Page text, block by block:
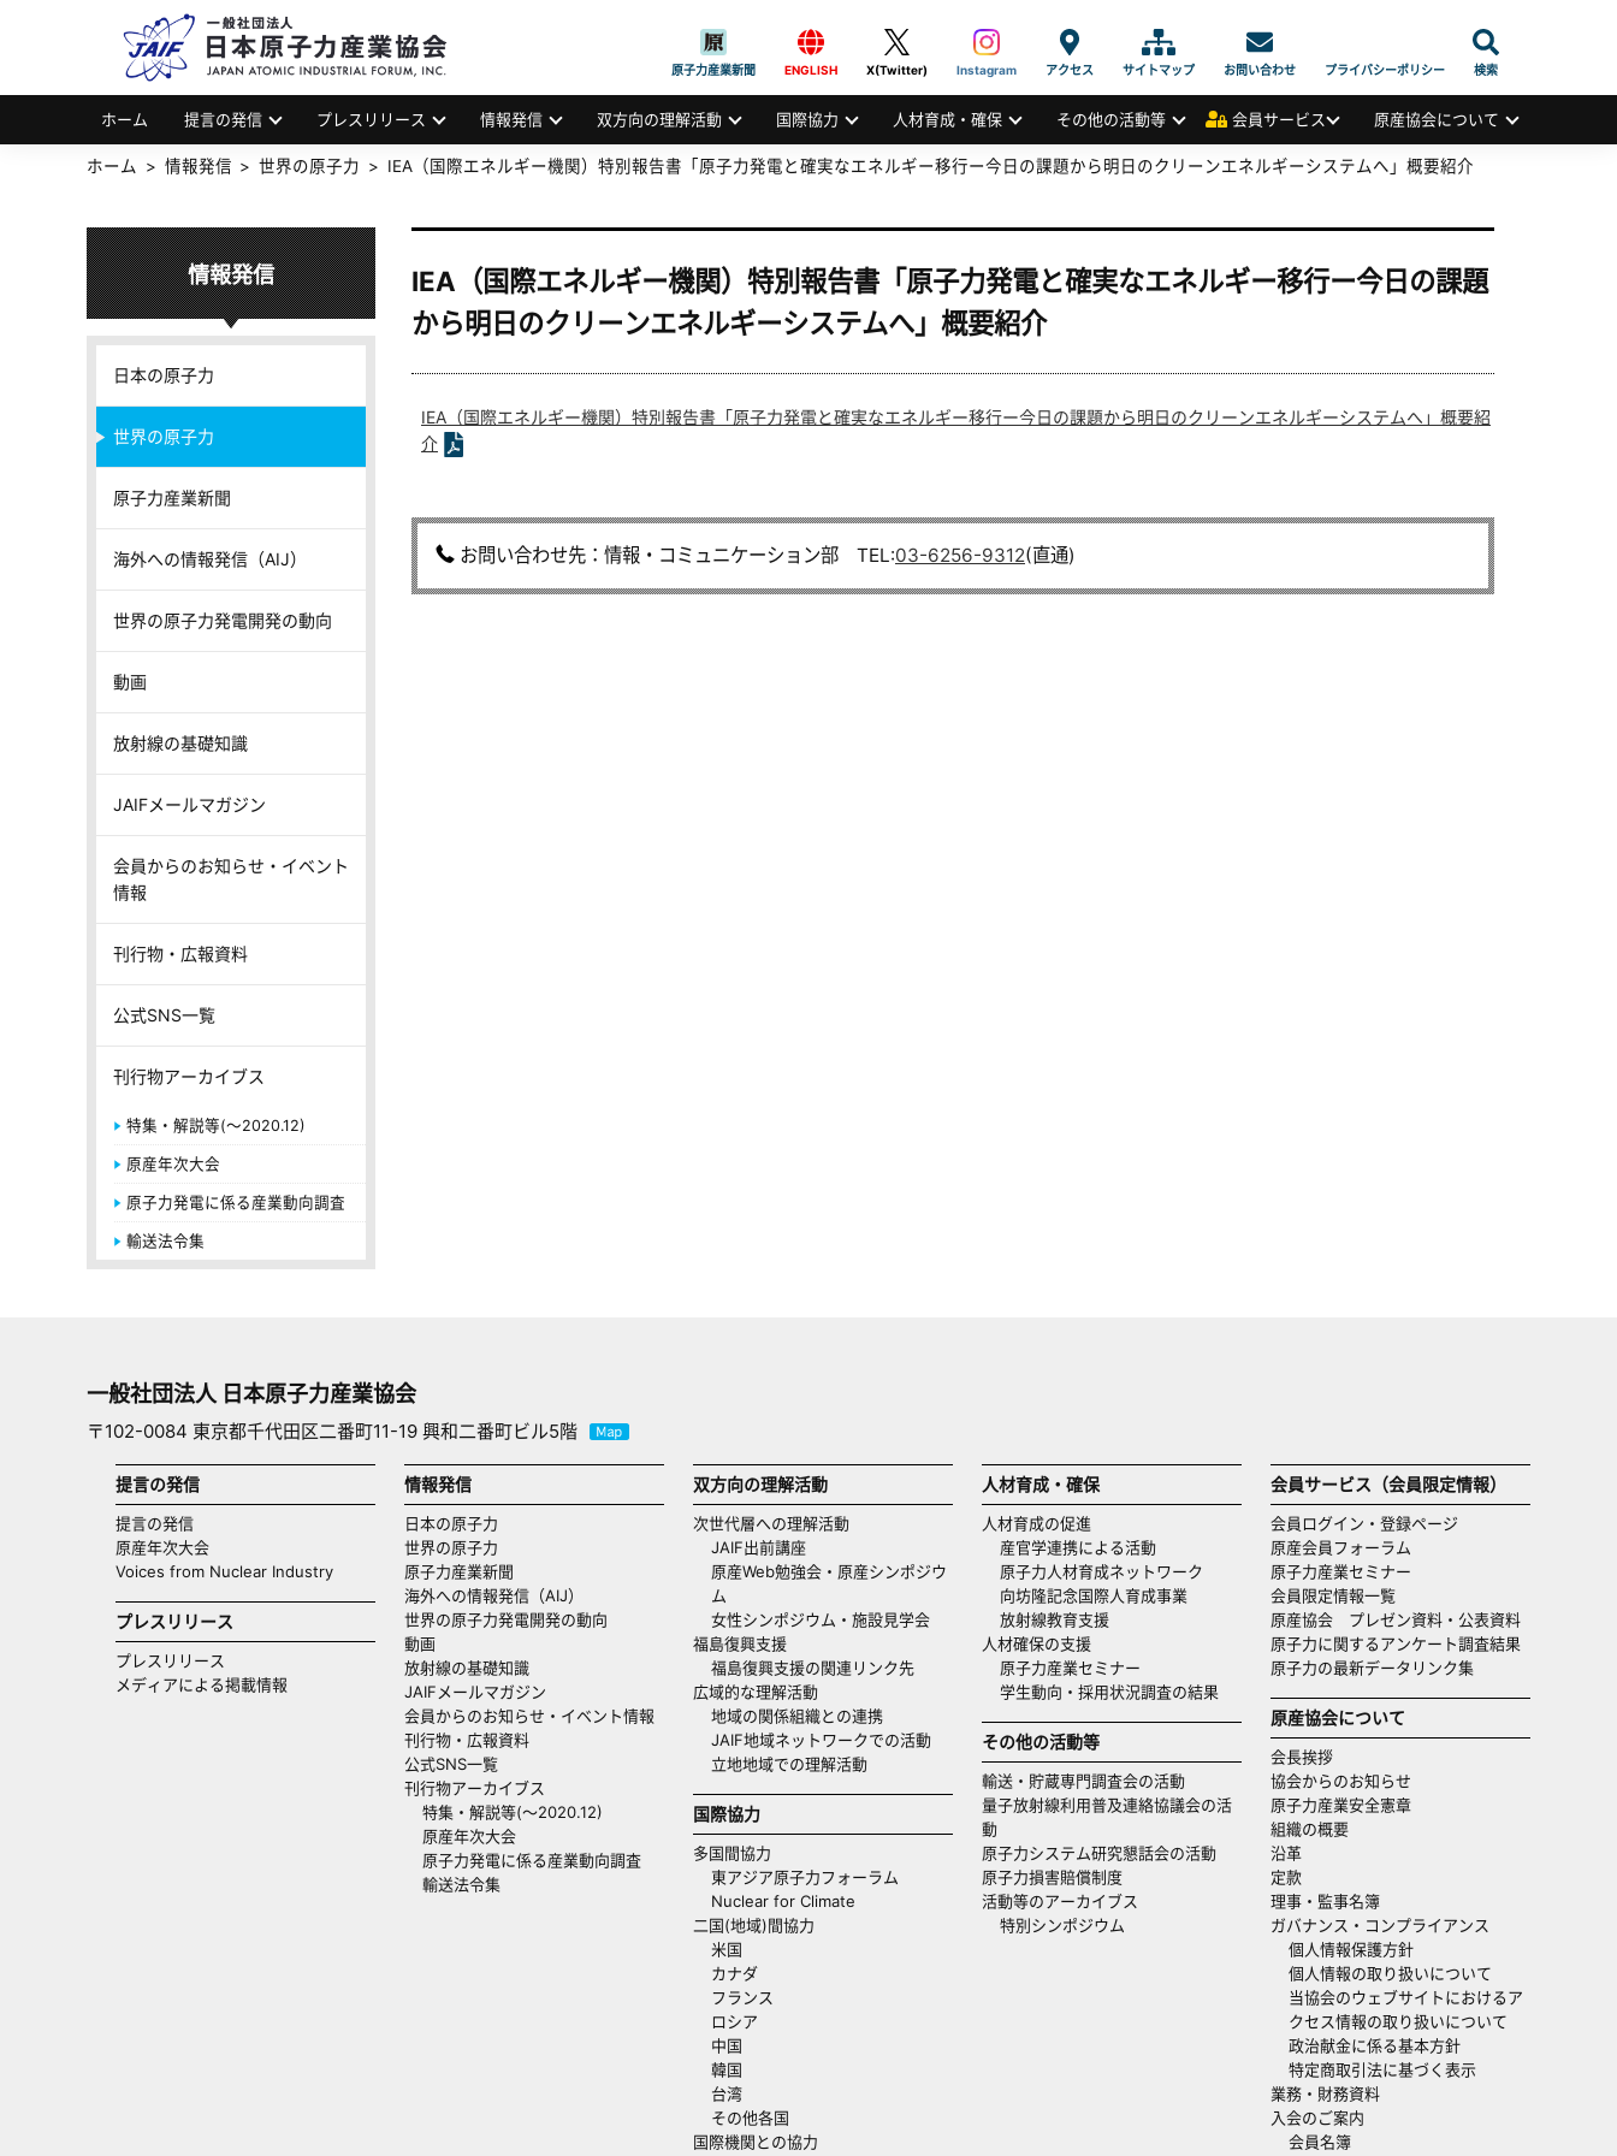
JAPAN ATOMIC INDUSTRIAL FORUM, INC.
原子力産業新聞 ENGLISH X(Twitter) Instagram アクセス サイトマップ お問い合わせ プライバシーポリシー 検索
ホーム 提言の発信 プレスリリース 情報発信 双方向の理解活動 国際協力 人材育成・確保 その他の活動等 会員サービス 原産協会について
ホーム 情報発信 世界の原子力 IEA（国際エネルギー機関）特別報告書「原子力発電と確実なエネルギー移行ー今日の課題から明日のクリーンエネルギーシステムへ」概要紹介
IEA（国際エネルギー機関）特別報告書「原子力発電と確実なエネルギー移行ー今日の課題
から明日のクリーンエネルギーシステムへ」概要紹介
IEA（国際エネルギー機関）特別報告書「原子力発電と確実なエネルギー移行ー今日の課題から明日のクリーンエネルギーシステムへ」概要紹
介
お問い合わせ先：情報・コミュニケーション部 TEL:03-6256-9312(直通)
情報発信
日本の原子力
世界の原子力
原子力産業新聞
海外への情報発信（AIJ）
世界の原子力発電開発の動向
動画
放射線の基礎知識
JAIFメールマガジン
会員からのお知らせ・イベント
情報
刊行物・広報資料
公式SNS一覧
刊行物アーカイブス
特集・解説等(～2020.12)
原産年次大会
原子力発電に係る産業動向調査
輸送法令集
一般社団法人 日本原子力産業協会
〒102-0084 東京都千代田区二番町11-19 興和二番町ビル5階
提言の発信
提言の発信
原産年次大会
Voices from Nuclear Industry
プレスリリース
プレスリリース
メディアによる掲載情報
情報発信
日本の原子力
世界の原子力
原子力産業新聞
海外への情報発信（AIJ）
世界の原子力発電開発の動向
動画
放射線の基礎知識
JAIFメールマガジン
会員からのお知らせ・イベント情報
刊行物・広報資料
公式SNS一覧
刊行物アーカイブス
特集・解説等(～2020.12)
原産年次大会
原子力発電に係る産業動向調査
輸送法令集
双方向の理解活動
次世代層への理解活動
JAIF出前講座
原産Web勉強会・原産シンポジウ
ム
女性シンポジウム・施設見学会
福島復興支援
福島復興支援の関連リンク先
広域的な理解活動
地域の関係組織との連携
JAIF地域ネットワークでの活動
立地地域での理解活動
国際協力
多国間協力
東アジア原子力フォーラム
Nuclear for Climate
二国(地域)間協力
米国
カナダ
フランス
ロシア
中国
韓国
台湾
その他各国
国際機関との協力
人材育成・確保
人材育成の促進
産官学連携による活動
原子力人材育成ネットワーク
向坊隆記念国際人育成事業
放射線教育支援
人材確保の支援
原子力産業セミナー
学生動向・採用状況調査の結果
その他の活動等
輸送・貯蔵専門調査会の活動
量子放射線利用普及連絡協議会の活
動
原子力システム研究懇話会の活動
原子力損害賠償制度
活動等のアーカイブス
特別シンポジウム
会員サービス（会員限定情報）
会員ログイン・登録ページ
原産会員フォーラム
原子力産業セミナー
会員限定情報一覧
原産協会 プレゼン資料・公表資料
原子力に関するアンケート調査結果
原子力の最新データリンク集
原産協会について
会長挨拶
協会からのお知らせ
原子力産業安全憲章
組織の概要
沿革
定款
理事・監事名簿
ガバナンス・コンプライアンス
個人情報保護方針
個人情報の取り扱いについて
当協会のウェブサイトにおけるア
クセス情報の取り扱いについて
政治献金に係る基本方針
特定商取引法に基づく表示
業務・財務資料
入会のご案内
会員名簿